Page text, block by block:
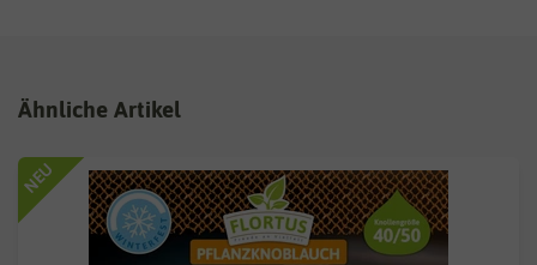
Ähnliche Artikel
NEU